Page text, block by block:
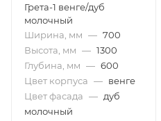
Грета-1 венге/дуб
молочный
Ширина, мм — 700
Высота, мм — 1300
Глубина, мм — 600
Цвет корпуса — венге
Цвет фасада — дуб
молочный